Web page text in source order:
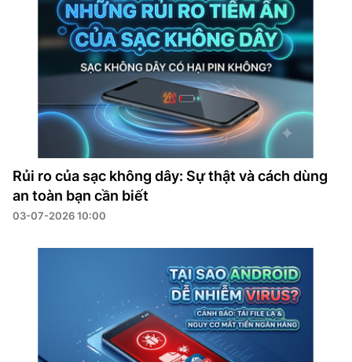
Rủi ro của sạc không dây: Sự thật và cách dùng
an toàn bạn cần biết
03-07-2026 10:00